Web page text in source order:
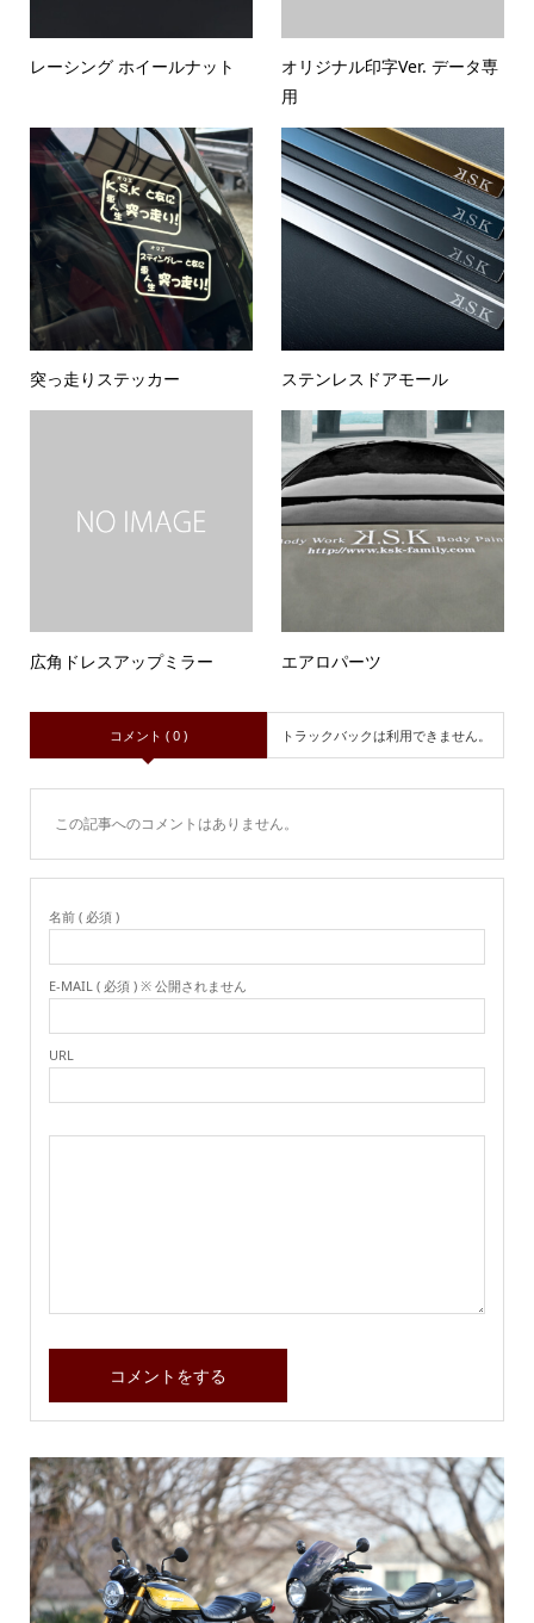
レーシング ホイールナット
オリジナル印字Ver. データ専
用
突っ走りステッカー ステンレスドアモール
広角ドレスアップミラー エアロパーツ
コメント ( 0 ) トラックバックは利用できません。
この記事へのコメントはありません。
名前 ( 必須 )
E-MAIL ( 必須 ) ※ 公開されません
URL